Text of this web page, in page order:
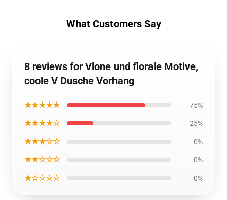
What Customers Say
8 reviews for Vlone und florale Motive,
coole V Dusche Vorhang
★★★★★ 75%
★★★★☆ 25%
★★★☆☆ 0%
★★☆☆☆ 0%
★☆☆☆☆ 0%